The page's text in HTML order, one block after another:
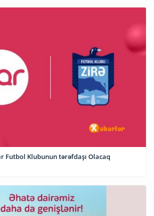
Futbol Klubunun tərəfdaşı Olacaq